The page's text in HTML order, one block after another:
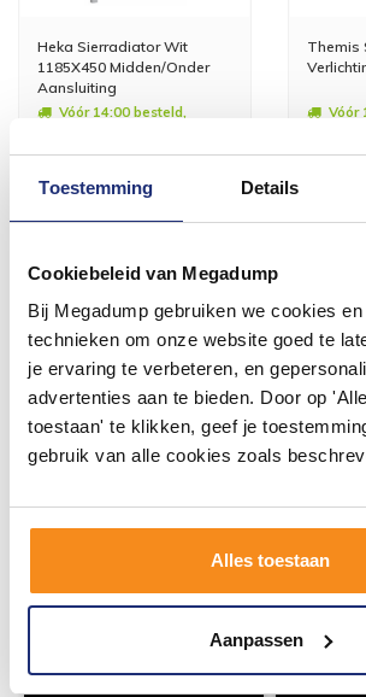
Toestemming Details
Cookiebeleid van Megadump
Bij Megadump gebruiken we cookies
technieken om onze website goed te
je ervaring te verbeteren, en
advertenties aan te bieden. Door op
toestaan' te klikken, geef je
gebruik van alle cookies zoals
Alles toestaan
Aanpassen
Heka Sierradiator Wit
1185X450 Midden/Onder
Aansluiting
Vóór 14:00 besteld,
156,09
Themis
Vóór
Wij geloven in de kracht van